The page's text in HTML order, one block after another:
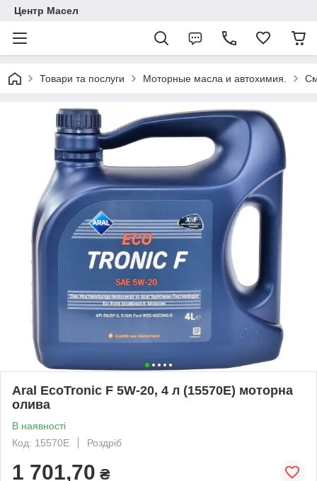
Центр Масел
Товари та послуги Моторные масла и автохимия.
Aral EcoTronic F 5W-20, 4 л (15570E) моторна
олива
В наявності
Код: 15570E
Роздріб
1 701,70 ₴